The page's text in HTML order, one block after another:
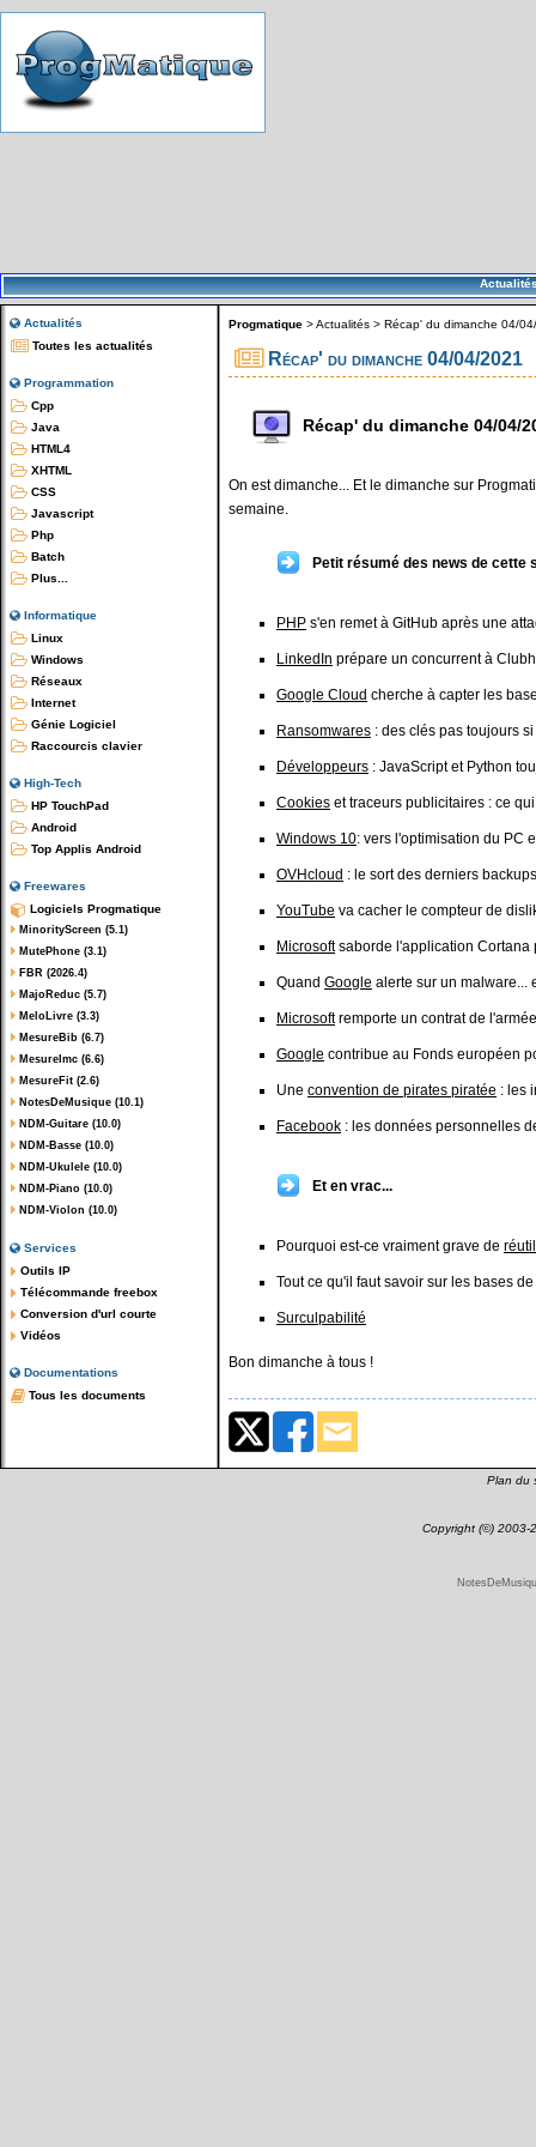
Actualités
Toutes les actualités
Programmation
Cpp
Java
HTML4
XHTML
CSS
Javascript
Php
Batch
Plus...
Informatique
Linux
Windows
Réseaux
Internet
Génie Logiciel
Raccourcis clavier
High-Tech
HP TouchPad
Android
Top Applis Android
Freewares
Logiciels Progmatique
MinorityScreen (5.1)
MutePhone (3.1)
FBR (2026.4)
MajoReduc (5.7)
MeloLivre (3.3)
MesureBib (6.7)
MesureImc (6.6)
MesureFit (2.6)
NotesDeMusique (10.1)
NDM-Guitare (10.0)
NDM-Basse (10.0)
NDM-Ukulele (10.0)
NDM-Piano (10.0)
NDM-Violon (10.0)
Services
Outils IP
Télécommande freebox
Conversion d'url courte
Vidéos
Documentations
Tous les documents
Progmatique >Actualités > Récap' du dimanche 04/
Récap' du dimanche 04/04/2021
Récap' du dimanche 04/04/
On est dimanche... Et le dimanche sur
semaine.
Petit résumé des news de cette
PHP s'en remet à GitHub après une
LinkedIn prépare un concurrent à
Google Cloud cherche à capter les
Ransomwares : des clés pas toujours
Développeurs : JavaScript et Python
Cookies et traceurs publicitaires : ce
Windows 10: vers l'optimisation du PC
OVHcloud : le sort des derniers
YouTube va cacher le compteur de
Microsoftsaborde l'application Cortana
Quand Google alerte sur un malware...
Microsoftremporte un contrat de
Google contribue au Fonds européen
Une convention de pirates piratée : les
Facebook : les données personnelles
Et en vrac...
Pourquoi est-ce vraiment grave de
Tout ce qu'il faut savoir sur les bases
Surculpabilité
Bon dimanche à tous !
Plan du
Copyright (©) 2003-